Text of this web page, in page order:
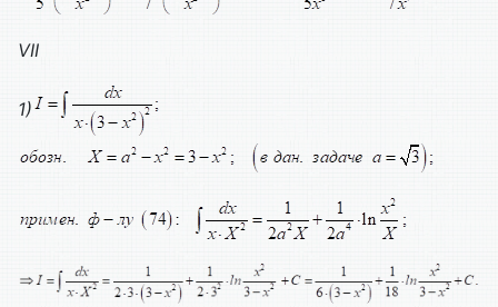
VII
1)